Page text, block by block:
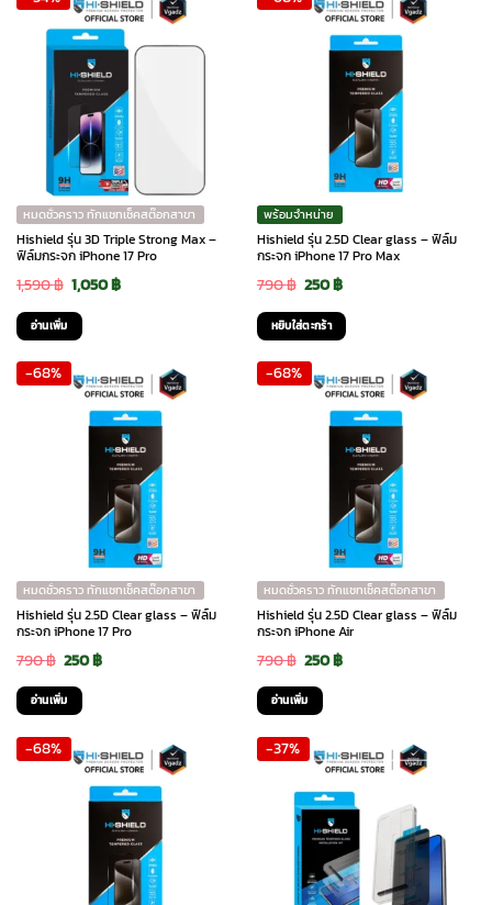
หมดชั่วคราว ทักแชทเช็คสต๊อกสาขา
Hishield รุ่น 3D Triple Strong Max –
ฟิล์มกระจก iPhone 17 Pro
1,590฿ Original
price
was:
1,590 ฿.
1,050฿Current
1,050 ฿.
อ่านเพิ่ม
พร้อมจำหน่าย
Hishield รุ่น 2.5D Clear glass – ฟิล์ม
กระจก iPhone 17 Pro Max
790฿ Original
price
was:
790 ฿.
250฿Current
price
is:
250 ฿.
หยิบใส่ตะกร้า
-68%
หมดชั่วคราว ทักแชทเช็คสต๊อกสาขา
Hishield รุ่น 2.5D Clear glass – ฟิล์ม
กระจก iPhone 17 Pro
790฿ Original
price
was:
790 ฿.
250฿Current
250 ฿.
อ่านเพิ่ม
-68%
หมดชั่วคราว ทักแชทเช็คสต๊อกสาขา
Hishield รุ่น 2.5D Clear glass – ฟิล์ม
กระจก iPhone Air
790฿ Original
price
was:
790 ฿.
250฿Current
250 ฿.
อ่านเพิ่ม
-68% -37%